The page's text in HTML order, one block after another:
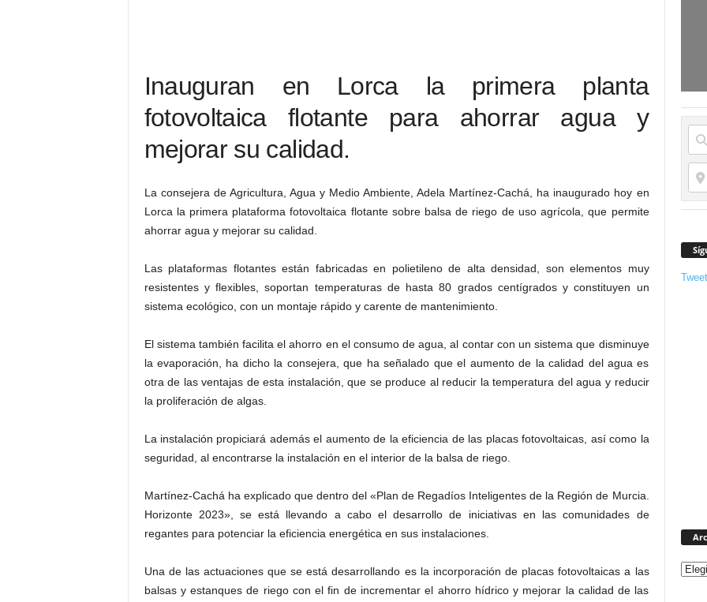
Inauguran en Lorca la primera planta
fotovoltaica flotante para ahorrar agua y
mejorar su calidad.
La consejera de Agricultura, Agua y Medio Ambiente, Adela Martínez-Cachá, ha inaugurado hoy en
Lorca la primera plataforma fotovoltaica flotante sobre balsa de riego de uso agrícola, que permite
ahorrar agua y mejorar su calidad.
Las plataformas flotantes están fabricadas en polietileno de alta densidad, son elementos muy
resistentes y flexibles, soportan temperaturas de hasta 80 grados centígrados y constituyen un
sistema ecológico, con un montaje rápido y carente de mantenimiento.
El sistema también facilita el ahorro en el consumo de agua, al contar con un sistema que disminuye
la evaporación, ha dicho la consejera, que ha señalado que el aumento de la calidad del agua es
otra de las ventajas de esta instalación, que se produce al reducir la temperatura del agua y reducir
la proliferación de algas.
La instalación propiciará además el aumento de la eficiencia de las placas fotovoltaicas, así como la
seguridad, al encontrarse la instalación en el interior de la balsa de riego.
Martínez-Cachá ha explicado que dentro del «Plan de Regadíos Inteligentes de la Región de Murcia.
Horizonte 2023», se está llevando a cabo el desarrollo de iniciativas en las comunidades de
regantes para potenciar la eficiencia energética en sus instalaciones.
Una de las actuaciones que se está desarrollando es la incorporación de placas fotovoltaicas a las
balsas y estanques de riego con el fin de incrementar el ahorro hídrico y mejorar la calidad de las